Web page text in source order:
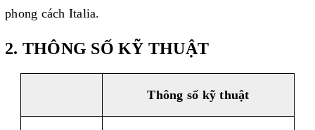
phong cách Italia.
2. THÔNG SỐ KỸ THUẬT
Thông số kỹ thuật